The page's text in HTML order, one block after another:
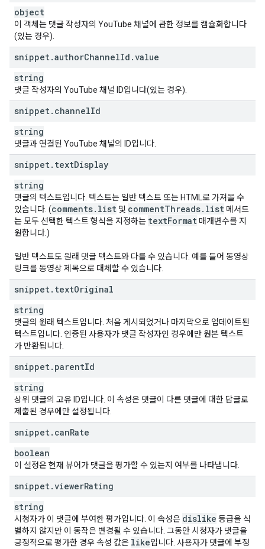
object
이 객체는 댓글 작성자의 YouTube 채널에 관한 정보를 캡슐화합니다
(있는 경우).
snippet.authorChannelId .value
string
댓글 작성자의 YouTube 채널 ID입니다(있는 경우).
snippet. channelId
string
댓글과 연결된 YouTube 채널의 ID입니다.
snippet. textDisplay
string
댓글의 텍스트입니다. 텍스트는 일반 텍스트 또는 HTML로 가져올 수
있습니다. (comments. list 및 commentThreads. list 메서드
는 모두 선택한 텍스트 형식을 지정하는 textFormat 매개변수를 지
원합니다.)
일반 텍스트도 원래 댓글 텍스트와 다를 수 있습니다. 예를 들어 동영상
링크를 동영상 제목으로 대체할 수 있습니다.
snippet. textOriginal
string
댓글의 원래 텍스트입니다. 처음 게시되었거나 마지막으로 업데이트된
텍스트입니다. 인증된 사용자가 댓글 작성자인 경우에만 원본 텍스트
가 반환됩니다.
snippet. parentId
string
상위 댓글의 고유 ID입니다. 이 속성은 댓글이 다른 댓글에 대한 답글로
제출된 경우에만 설정됩니다.
snippet. canRate
boolean
이 설정은 현재 뷰어가 댓글을 평가할 수 있는지 여부를 나타냅니다.
snippet.viewerRating
string
시청자가 이 댓글에 부여한 평가입니다. 이 속성은 dislike 등급을 식
별하지 않지만 이 동작은 변경될 수 있습니다. 그동안 시청자가 댓글을
긍정적으로 평가한 경우 속성 값은 like입니다. 사용자가 댓글에 부정